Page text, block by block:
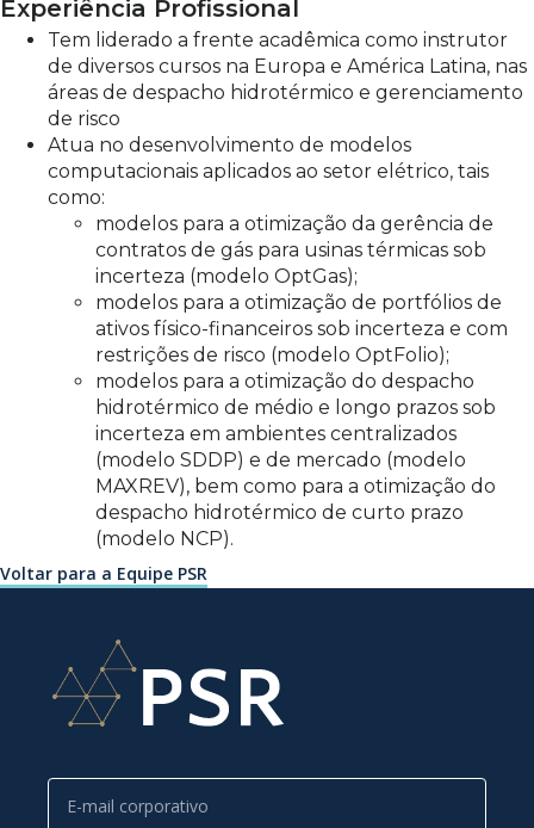
Experiência Profissional
Tem liderado a frente acadêmica como instrutor
de diversos cursos na Europa e América Latina, nas
áreas de despacho hidrotérmico e gerenciamento
de risco
Atua no desenvolvimento de modelos
computacionais aplicados ao setor elétrico, tais
como:
modelos para a otimização da gerência de
contratos de gás para usinas térmicas sob
incerteza (modelo OptGas);
modelos para a otimização de portfólios de
ativos físico-financeiros sob incerteza e com
restrições de risco (modelo OptFolio);
modelos para a otimização do despacho
hidrotérmico de médio e longo prazos sob
incerteza em ambientes centralizados
(modelo SDDP) e de mercado (modelo
MAXREV), bem como para a otimização do
despacho hidrotérmico de curto prazo
(modelo NCP).
Voltar para a Equipe PSR